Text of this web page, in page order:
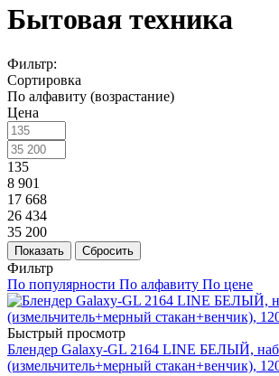
Бытовая техника
Фильтр:
Сортировка
По алфавиту (возрастание)
Цена
135
8 901
17 668
26 434
35 200
Показать Сбросить
Фильтр
По популярности По алфавиту По цене
Быстрый просмотр
Блендер Galaxy-GL 2164 LINE БЕЛЫЙ,
(измельчитель+мерный стакан+венчик),